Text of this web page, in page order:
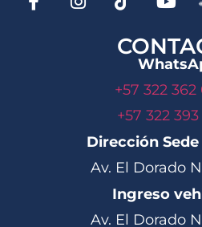
+57 322
+57 322
Dirección
Av. El Dorado
Ingreso
Av. El Dorado